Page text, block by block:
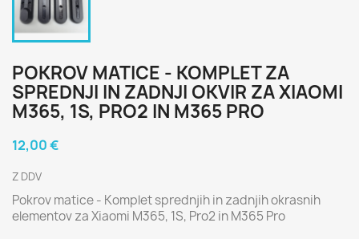
POKROV MATICE - KOMPLET ZA
SPREDNJI IN ZADNJI OKVIR ZA XIAOMI
M365, 1S, PRO2 IN M365 PRO
12,00 €
Z DDV
Pokrov matice - Komplet sprednjih in zadnjih okrasnih
elementov za Xiaomi M365, 1S, Pro2 in M365 Pro